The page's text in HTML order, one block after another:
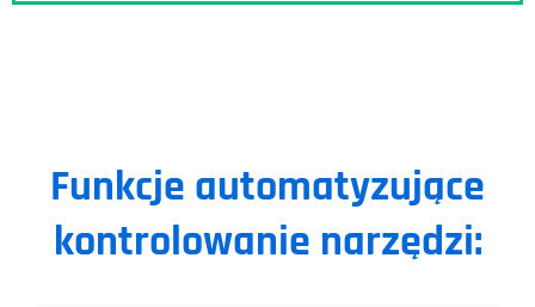
Funkcje automatyzujące
kontrolowanie narzędzi: